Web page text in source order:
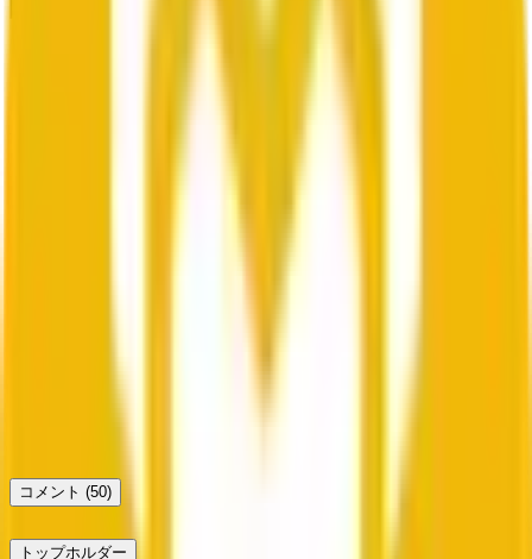
August 5, 10:55AM-11:00AM ET
コメント (50)
トップホルダー